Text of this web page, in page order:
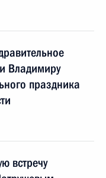
Владимиру
праздника
встречу